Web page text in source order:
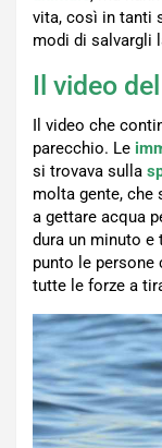
vita, così in tanti
modi di salvargli
Il video
Il video che
parecchio. Le
si trovava sulla
molta gente, che
a gettare acqua
dura un minuto e
punto le
tutte le forze a